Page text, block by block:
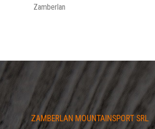
Zamberlan
ZAMBERLAN MOUNTAINSPORT SRL